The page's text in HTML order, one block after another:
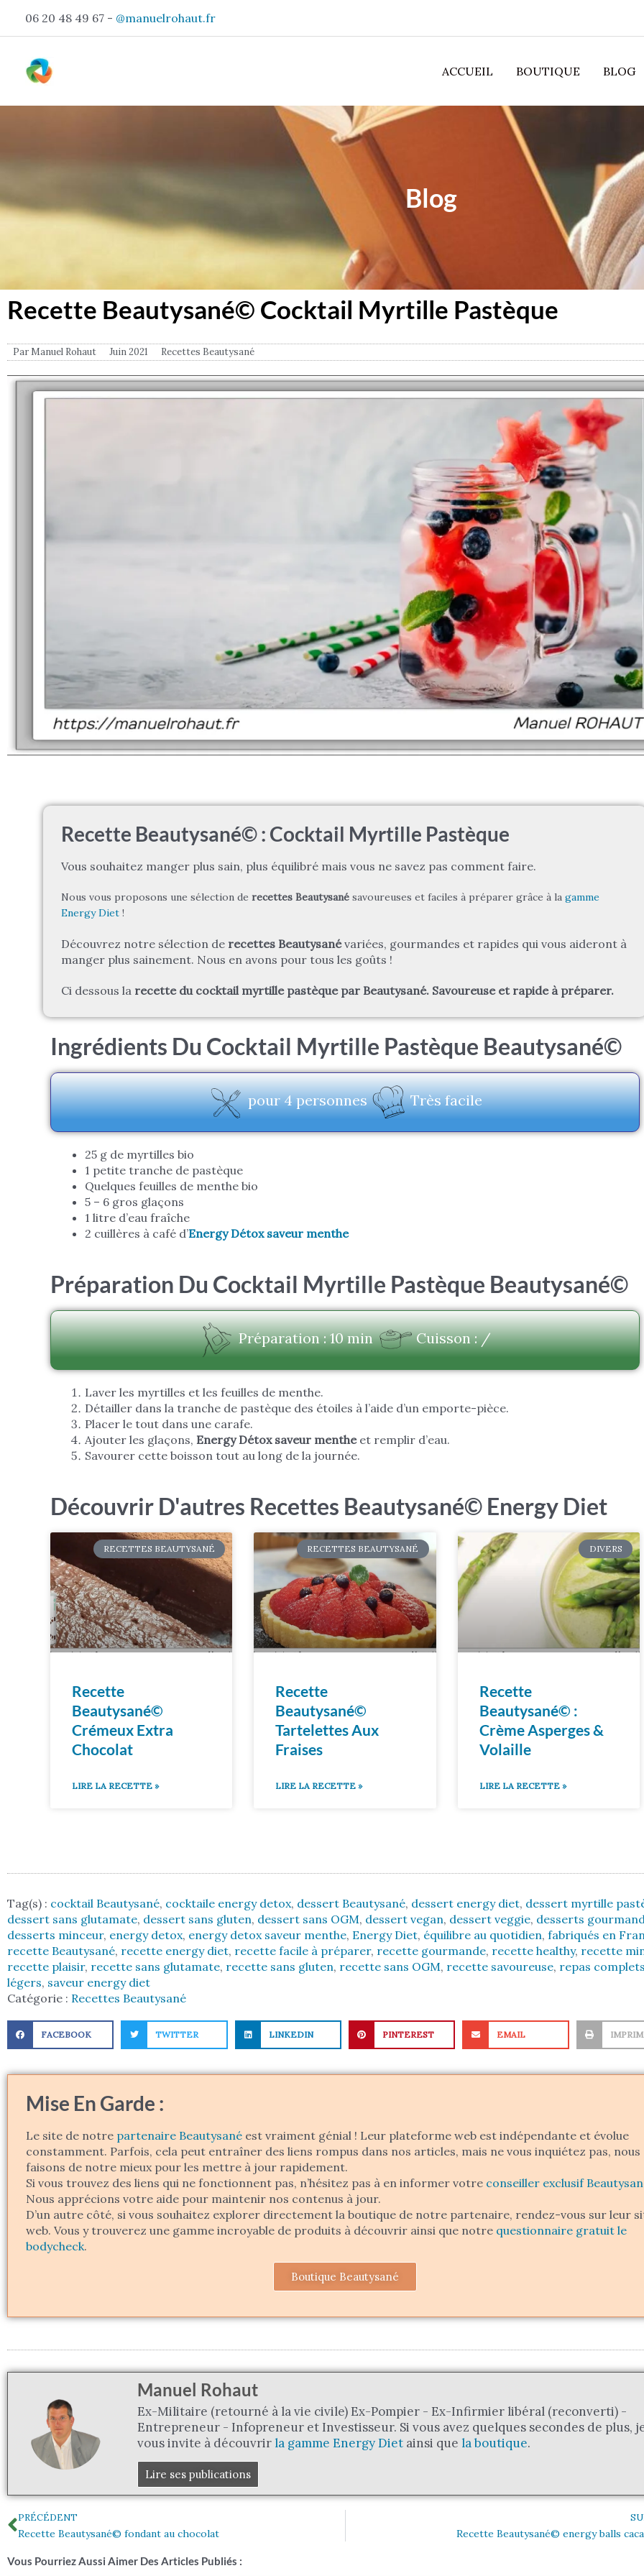
contenu
06 20 48 49 67 - @manuelrohaut.fr
ACCUEIL BOUTIQUE BLOG
Blog
Recette Beautysané© Cocktail Myrtille Pastèque
Par Manuel Rohaut Juin 2021 Recettes Beautysané
Recette Beautysané© : Cocktail Myrtille Pastèque
Vous souhaitez manger plus sain, plus équilibré mais vous ne savez pas comment faire.
Nous vous proposons une sélection de recettes Beautysané savoureuses et faciles à préparer grâce à la gamme
Energy Diet !
Découvrez notre sélection de recettes Beautysanévariées, gourmandes et rapides qui vous aideront à
manger plus sainement. Nous en avons pour tous les goûts !
Ci dessous la recette du cocktail myrtille pastèque par Beautysané. Savoureuse et rapide à préparer.
Ingrédients Du Cocktail Myrtille Pastèque Beautysané©
pour4 personnes Très facile
25 g de myrtilles bio
1 petite tranche de pastèque
Quelques feuilles de menthe bio
5 – 6 gros glaçons
1 litre d’eau fraîche
2 cuillères à café d’Energy Détox saveur menthe
Préparation Du Cocktail Myrtille Pastèque Beautysané©
Préparation : 10 min Cuisson : /
Laver les myrtilles et les feuilles de menthe.
Détailler dans la tranche de pastèque des étoiles à l’aide d’un emporte-pièce.
Placer le tout dans une carafe.
Ajouter les glaçons, Energy Détox saveur mentheet remplir d’eau.
Savourer cette boisson tout au long de la journée.
Découvrir D'autres Recettes Beautysané© Energy Diet
RECETTES BEAUTYSANÉ
Recette
Beautysané©
Crémeux Extra
Chocolat
LIRE LA RECETTE »
RECETTES BEAUTYSANÉ
Recette
Beautysané©
Tartelettes Aux
Fraises
LIRE LA RECETTE »
DIVERS
Recette
Beautysané© :
Crème Asperges &
Volaille
LIRE LA RECETTE »
Tag(s) : cocktail Beautysané, cocktaile energy detox, dessert Beautysané, dessert energy diet, dessert myrtille
dessert sans glutamate, dessert sans gluten, dessert sans OGM, dessert vegan, dessert veggie, desserts
desserts minceur, energy detox, energy detox saveur menthe, Energy Diet, équilibre au quotidien, fabriqués en
recette Beautysané, recette energy diet, recette facile à préparer, recette gourmande, recette healthy, recette
recette plaisir, recette sans glutamate, recette sans gluten, recette sans OGM, recette savoureuse, repas complets
légers, saveur energy diet
Catégorie : Recettes Beautysané
FACEBOOK TWITTER LINKEDIN PINTEREST EMAIL
Mise En Garde :
Le site de notre partenaire Beautysané est vraiment génial ! Leur plateforme web est indépendante et évolue
constamment. Parfois, cela peut entraîner des liens rompus dans nos articles, mais ne vous inquiétez pas, nous
faisons de notre mieux pour les mettre à jour rapidement.
Si vous trouvez des liens qui ne fonctionnent pas, n’hésitez pas à en informer votre conseiller exclusif
Nous apprécions votre aide pour maintenir nos contenus à jour.
D’un autre côté, si vous souhaitez explorer directement la boutique de notre partenaire, rendez-vous sur leur
web. Vous y trouverez une gamme incroyable de produits à découvrir ainsi que notre questionnaire gratuit le
bodycheck.
Boutique Beautysané
Manuel Rohaut
Ex-Militaire (retourné à la vie civile) Ex-Pompier - Ex-Infirmier libéral (reconverti) -
Entrepreneur - Infopreneur et Investisseur. Si vous avez quelques secondes de plus,
vous invite à découvrirla gamme Energy Diet ainsi que la boutique.
Lire ses publications
Précédent
PRÉCÉDENT
Recette Beautysané© fondant au chocolat Recette Beautysané© energy balls
Vous Pourriez Aussi Aimer Des Articles Publiés :